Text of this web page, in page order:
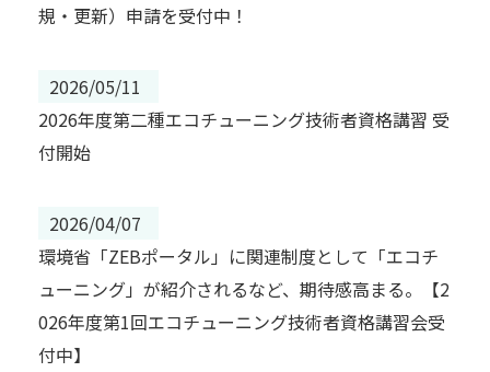
規・更新）申請を受付中！
2026/05/11
2026年度第二種エコチューニング技術者資格講習 受
付開始
2026/04/07
環境省「ZEBポータル」に関連制度として「エコチ
ューニング」が紹介されるなど、期待感高まる。【2
026年度第1回エコチューニング技術者資格講習会受
付中】